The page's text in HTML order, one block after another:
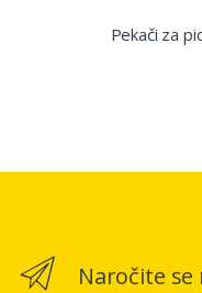
Pekači za
Naročite